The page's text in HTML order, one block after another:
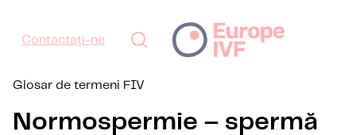
Contactați-ne
Glosar de termeni FIV
Normospermie – spermă